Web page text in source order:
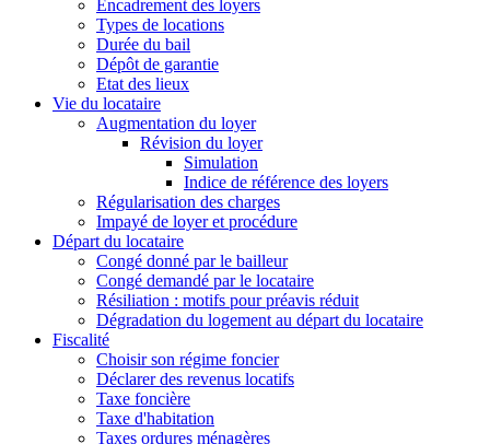
Encadrement des loyers
Types de locations
Durée du bail
Dépôt de garantie
Etat des lieux
Vie du locataire
Augmentation du loyer
Révision du loyer
Simulation
Indice de référence des loyers
Régularisation des charges
Impayé de loyer et procédure
Départ du locataire
Congé donné par le bailleur
Congé demandé par le locataire
Résiliation : motifs pour préavis réduit
Dégradation du logement au départ du locataire
Fiscalité
Choisir son régime foncier
Déclarer des revenus locatifs
Taxe foncière
Taxe d'habitation
Taxes ordures ménagères